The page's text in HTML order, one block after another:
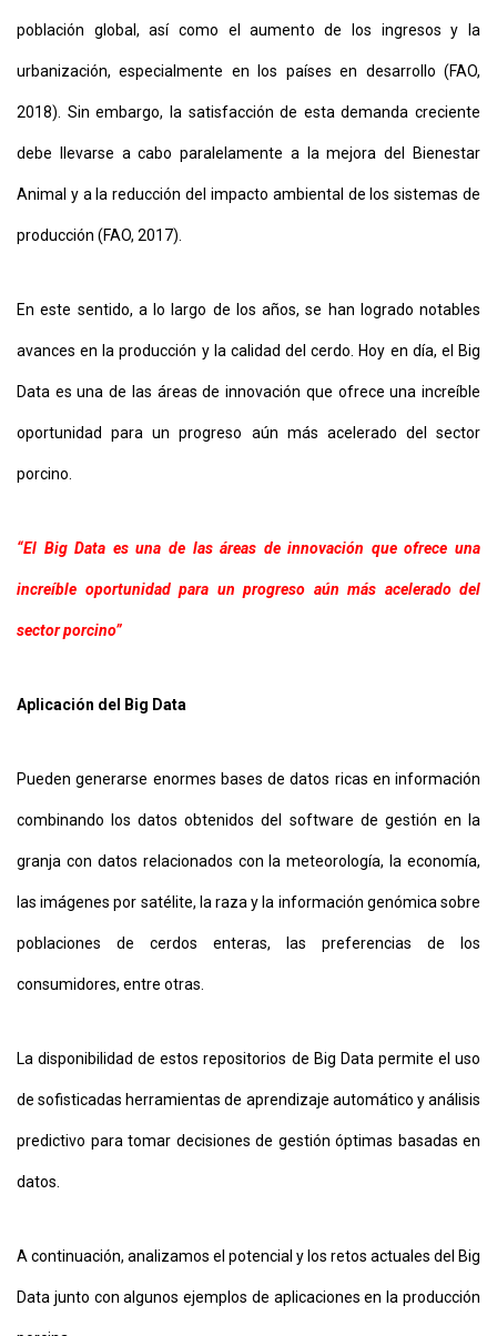
DE
MAPA
SITIO
PARA
población global, así como el aumento de los ingresos y la
urbanización, especialmente en los países en desarrollo (FAO,
2018). Sin embargo, la satisfacción de esta demanda creciente
debe llevarse a cabo paralelamente a la mejora del Bienestar
Animal y a la reducción del impacto ambiental de los sistemas de
producción (FAO, 2017).
En este sentido, a lo largo de los años, se han logrado notables
avances en la producción y la calidad del cerdo. Hoy en día, el Big
Data es una de las áreas de innovación que ofrece una increíble
oportunidad para un progreso aún más acelerado del sector
porcino.
“El Big Data es una de las áreas de innovación que ofrece una
increíble oportunidad para un progreso aún más acelerado del
sector porcino”
Aplicación del Big Data
Pueden generarse enormes bases de datos ricas en información
combinando los datos obtenidos del software de gestión en la
granja con datos relacionados con la meteorología, la economía,
las imágenes por satélite, la raza y la información genómica sobre
poblaciones de cerdos enteras, las preferencias de los
consumidores, entre otras.
La disponibilidad de estos repositorios de Big Data permite el uso
de sofisticadas herramientas de aprendizaje automático y análisis
predictivo para tomar decisiones de gestión óptimas basadas en
datos.
A continuación, analizamos el potencial y los retos actuales del Big
Data junto con algunos ejemplos de aplicaciones en la producción